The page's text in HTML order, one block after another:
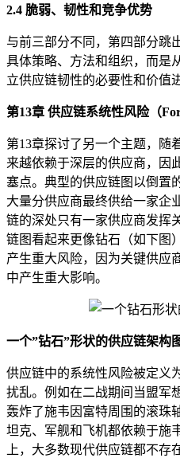
2.4 脆弱、韧性和竞争优势
与前三部分不同，第四部分跳
具体策略、方法和组织，而是
立供应链韧性的必要性和价值
第13章 供应链系统性风险（
第13章探讨了另一个主题，随
来越依赖于深层的供应商，因
塞点。典型的供应链图以倒置
大量分供应商最终供给一家企
链的深处只有一家供应商发挥
链图看起来更像钻石（如下图
产生重大风险，因为关键供应
中产生重大影响。
一个”钻石”形状的供应链架构
供应链中的系统性风险被定义
扰乱。例如在二战期间当盟军
轰炸了施韦因富特周围的滚珠
坦克、军舰和飞机都依赖于施
上，大多数现代供应链都不